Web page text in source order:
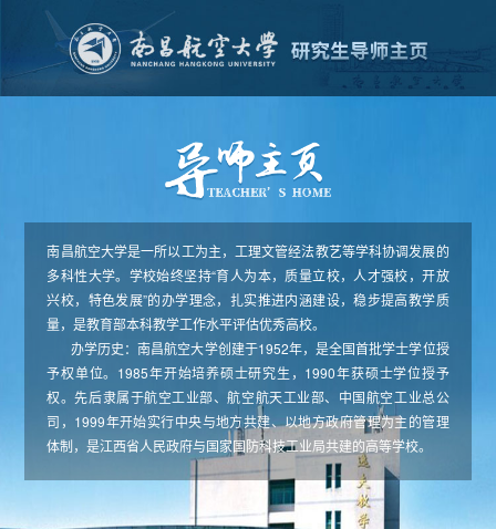
南昌航空大学是一所以工为主，工理文管经法教艺等学科协调发展的
多科性大学。学校始终坚持“育人为本，质量立校，人才强校，开放
兴校，特色发展”的办学理念，扎实推进内涵建设，稳步提高教学质
量，是教育部本科教学工作水平评估优秀高校。
办学历史：南昌航空大学创建于1952年，是全国首批学士学位授
予权单位。1985年开始培养硕士研究生，1990年获硕士学位授予
权。先后隶属于航空工业部、航空航天工业部、中国航空工业总公
司，1999年开始实行中央与地方共建、以地方政府管理为主的管理
体制，是江西省人民政府与国家国防科技工业局共建的高等学校。